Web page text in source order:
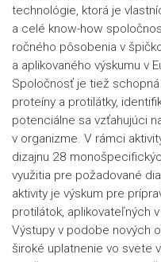
technológie, ktorá je
a celé know-how
ročného pôsobenia v
a aplikovaného výskumu v
Spoločnosť je tiež
proteíny a protilátky,
potenciálne sa vzťahujúci
v organizme. V rámci
dizajnu 28
využitia pre požadované
aktivity je výskum pre
protilátok, aplikovateľných
Výstupy v podobe nových
široké uplatnenie vo svete